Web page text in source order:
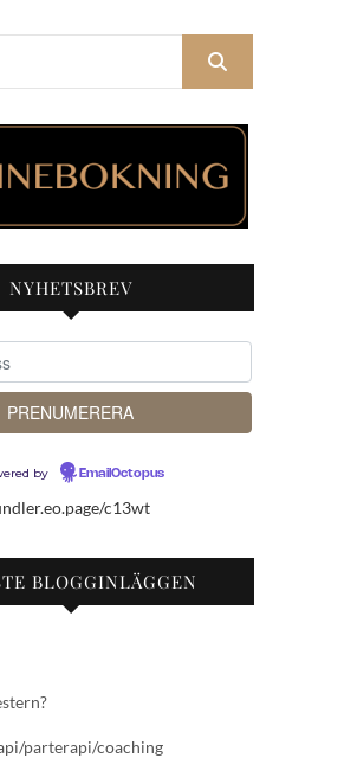
NYHETSBREV
by EmailOctopus
c13wt
BLOGGINLÄGGEN
parterapi/coaching